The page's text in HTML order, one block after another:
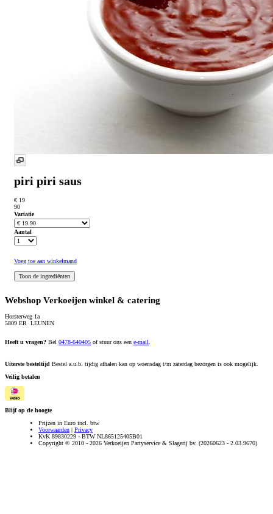
piri piri saus
€ 19
90
Variatie
Aantal
Voeg toe aan winkelmand
Webshop Verkoeijen winkel & catering
Horsterweg 1a
5809 ER LEUNEN
Heeft u vragen? Bel 0478-640405 of stuur ons een e-mail.
Uiterste besteltijd Bestel a.u.b. tijdig afhalen kan op woensdag t/m zaterdag bezorgen is ook mogelijk.
Veilig betalen
Blijf op de hoogte
Prijzen in Euro incl. btw
Voorwaarden
Privacy
KvK 89830229 - BTW NL865125405B01
Copyright © 2010 - 2026 Verkoeijen Partyservice & Slagerij bv. (20260623 - 2.03.9670)